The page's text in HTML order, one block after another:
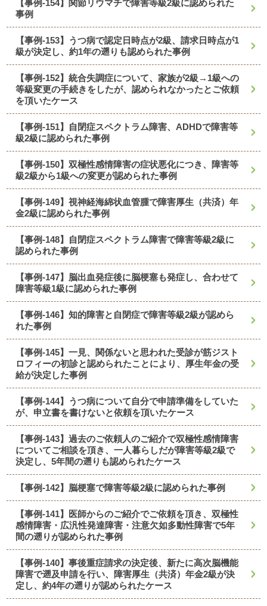
【事例-154】関節リウマチで障害等級2級に認められた
事例
【事例-153】うつ病で認定日時点が2級、請求日時点が1
級が決定し、約1年の遡りも認められた事例
【事例-152】統合失調症について、家族が2級→1級への
等級変更の手続きをしたが、認められなかったとご依頼
を頂いたケース
【事例-151】自閉症スペクトラム障害、ADHDで障害等
級2級に認められた事例
【事例-150】双極性感情障害の症状悪化につき、障害等
級2級から1級への変更が認められた事例
【事例-149】視神経海綿状血管腫で障害厚生（共済）年
金2級に認められた事例
【事例-148】自閉症スペクトラム障害で障害等級2級に
認められた事例
【事例-147】脳出血発症後に脳梗塞も発症し、合わせて
障害等級1級に認められた事例
【事例-146】知的障害と自閉症で障害等級2級が認めら
れた事例
【事例-145】一見、関係ないと思われた受診が筋ジスト
ロフィーの初診と認められたことにより、厚生年金の受
給が決定した事例
【事例-144】うつ病について自分で申請準備をしていた
が、申立書を書けないと依頼を頂いたケース
【事例-143】過去のご依頼人のご紹介で双極性感情障害
についてご相談を頂き、一人暮らしだが障害等級2級で
決定し、5年間の遡りも認められたケース
【事例-142】脳梗塞で障害等級2級に認められた事例
【事例-141】医師からのご紹介でご依頼を頂き、双極性
感情障害・広汎性発達障害・注意欠如多動性障害で5年
間の遡りが認められた事例
【事例-140】事後重症請求の決定後、新たに高次脳機能
障害で遡及申請を行い、障害厚生（共済）年金2級が決
定し、約4年の遡りが認められたケース